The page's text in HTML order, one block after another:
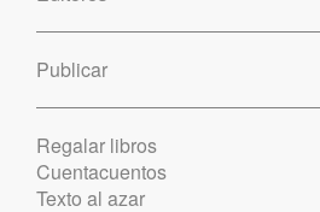
Publicar
Regalar libros
Cuentacuentos
Texto al azar